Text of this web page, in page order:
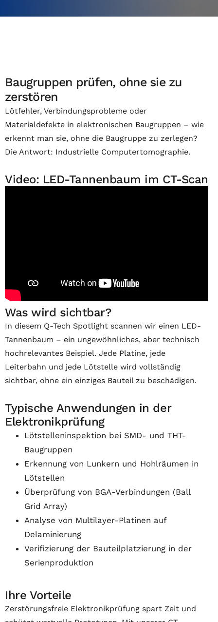
Baugruppen prüfen, ohne sie zu
zerstören
Lötfehler, Verbindungsprobleme oder
Materialdefekte in elektronischen Baugruppen – wie
erkennt man sie, ohne die Baugruppe zu zerlegen?
Die Antwort: Industrielle Computertomographie.
Video: LED-Tannenbaum im CT-Scan
Was wird sichtbar?
In diesem Q-Tech Spotlight scannen wir einen LED-
Tannenbaum – ein ungewöhnliches, aber technisch
hochrelevantes Beispiel. Jede Platine, jede
Leiterbahn und jede Lötstelle wird vollständig
sichtbar, ohne ein einziges Bauteil zu beschädigen.
Typische Anwendungen in der
Elektronikprüfung
Lötstelleninspektion bei SMD- und THT-
Baugruppen
Erkennung von Lunkern und Hohlräumen in
Lötstellen
Überprüfung von BGA-Verbindungen (Ball
Grid Array)
Analyse von Multilayer-Platinen auf
Delaminierung
Verifizierung der Bauteilplatzierung in der
Serienproduktion
Ihre Vorteile
Zerstörungsfreie Elektronikprüfung spart Zeit und